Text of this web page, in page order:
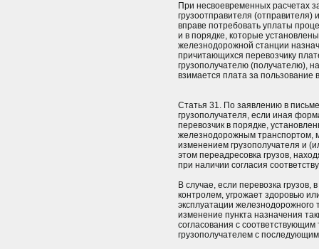
При несвоевременных расчетах
грузоотправителя (отправителя)
вправе потребовать уплаты
и в порядке, которые
железнодорожной станции
причитающихся перевозчику
грузополучателю (получателю),
взимается плата за пользование
Статья 31. По заявлению в
грузополучателя, если иная
перевозчик в порядке,
железнодорожным транспортом,
изменением грузополучателя и
этом переадресовка грузов,
при наличии согласия
В случае, если перевозка
контролем, угрожает здоровью
эксплуатации железнодорожного
изменение пункта назначения
согласования с
грузополучателем с